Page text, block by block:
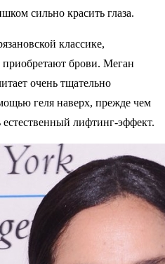
сильно красить глаза.
классике,
приобретают брови. Меган
очень тщательно
геля наверх, прежде чем
лифтинг-эффект.